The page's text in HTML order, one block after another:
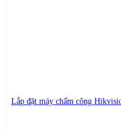
Lắp đặt máy chấm công